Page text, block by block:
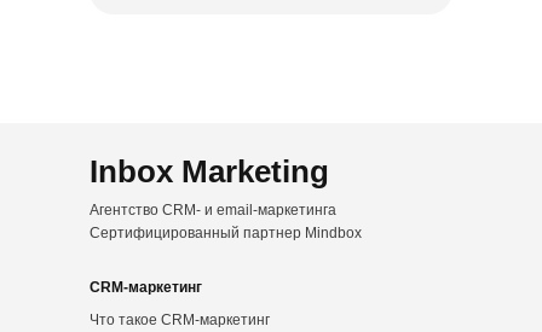
Inbox Marketing
Агентство CRM- и email-маркетинга
Сертифицированный партнер Mindbox
CRM-маркетинг
Что такое CRM-маркетинг